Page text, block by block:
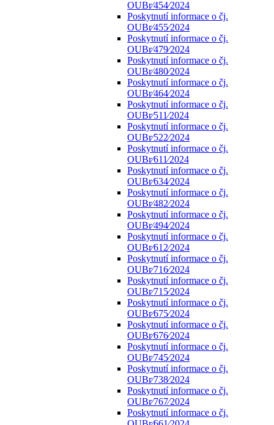
OUBr⁄454⁄2024
Poskytnutí informace o čj.
OUBr⁄455⁄2024
Poskytnutí informace o čj.
OUBr⁄479⁄2024
Poskytnutí informace o čj.
OUBr⁄480⁄2024
Poskytnutí informace o čj.
OUBr⁄464⁄2024
Poskytnutí informace o čj.
OUBr⁄511⁄2024
Poskytnutí informace o čj.
OUBr⁄522⁄2024
Poskytnutí informace o čj.
OUBr⁄611⁄2024
Poskytnutí informace o čj.
OUBr⁄634⁄2024
Poskytnutí informace o čj.
OUBr⁄482⁄2024
Poskytnutí informace o čj.
OUBr⁄494⁄2024
Poskytnutí informace o čj.
OUBr⁄612⁄2024
Poskytnutí informace o čj.
OUBr⁄716⁄2024
Poskytnutí informace o čj.
OUBr⁄715⁄2024
Poskytnutí informace o čj.
OUBr⁄675⁄2024
Poskytnutí informace o čj.
OUBr⁄676⁄2024
Poskytnutí informace o čj.
OUBr⁄745⁄2024
Poskytnutí informace o čj.
OUBr⁄738⁄2024
Poskytnutí informace o čj.
OUBr⁄767⁄2024
Poskytnutí informace o čj.